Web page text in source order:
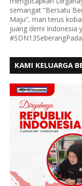
semangat “Bersatu
Maju”, mari terus
juang demi Indonesia
KAMI KELUARGA